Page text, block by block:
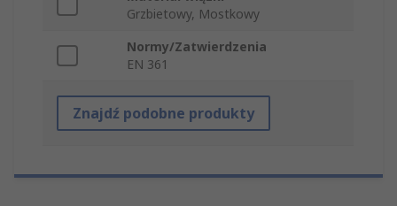
Grzbietowy, Mostkowy
Normy/Zatwierdzenia
EN 361
Znajdź podobne produkty